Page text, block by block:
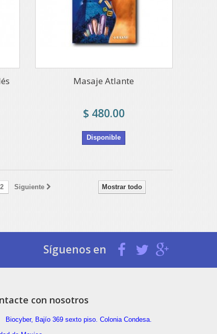
Masaje Atlante
$ 480.00
Disponible
Mostrar todo
2 Siguiente
Síguenos en
con nosotros
Biocyber, Bajío 369 sexto piso. Colonia Condesa.